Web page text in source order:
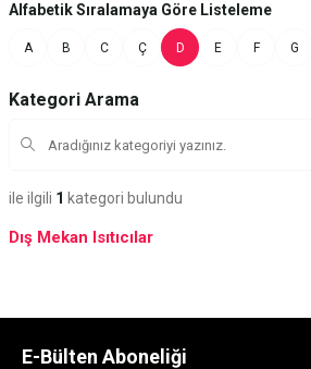
Alfabetik Sıralamaya Göre Listeleme
A B C Ç D E F G
Kategori Arama
ile ilgili 1 kategori bulundu
Dış Mekan Isıtıcılar
E-Bülten Aboneliği